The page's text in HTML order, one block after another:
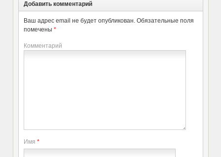
Добавить комментарий
Ваш адрес email не будет опубликован. Обязательные поля
помечены *
Комментарий
Имя *